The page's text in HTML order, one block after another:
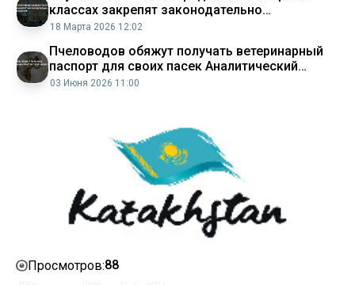
классах закрепят законодательно
Минпросвещения Аналитический интернет
18 Марта 2026 12:02
Пчеловодов обяжут получать ветеринарный
паспорт для своих пасек Аналитический
интернет журнал Власть
03 Июня 2026 11:00
Просмотров:88